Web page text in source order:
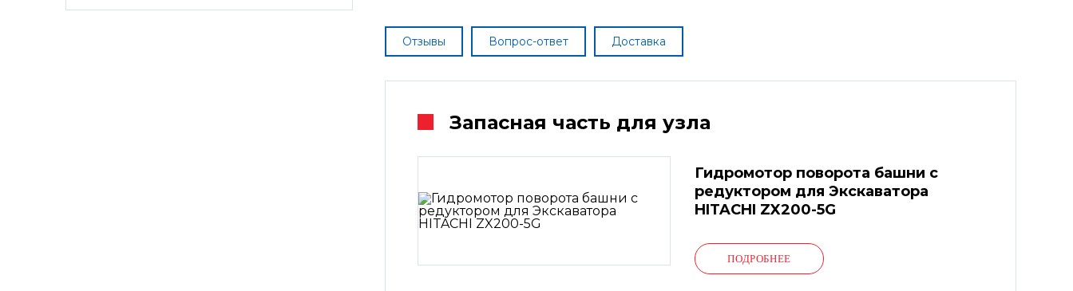
Отзывы Вопрос-ответ Доставка
Запасная часть для узла
Гидромотор поворота башни с
редуктором для Экскаватора
HITACHI ZX200-5G
ПОДРОБНЕЕ